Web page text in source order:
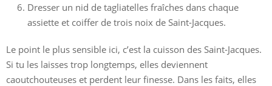
Dresser un nid de tagliatelles fraîches dans chaque
assiette et coiffer de trois noix de Saint-Jacques.
Le point le plus sensible ici, c’est la cuisson des Saint-Jacques.
Si tu les laisses trop longtemps, elles deviennent
caoutchouteuses et perdent leur finesse. Dans les faits, elles